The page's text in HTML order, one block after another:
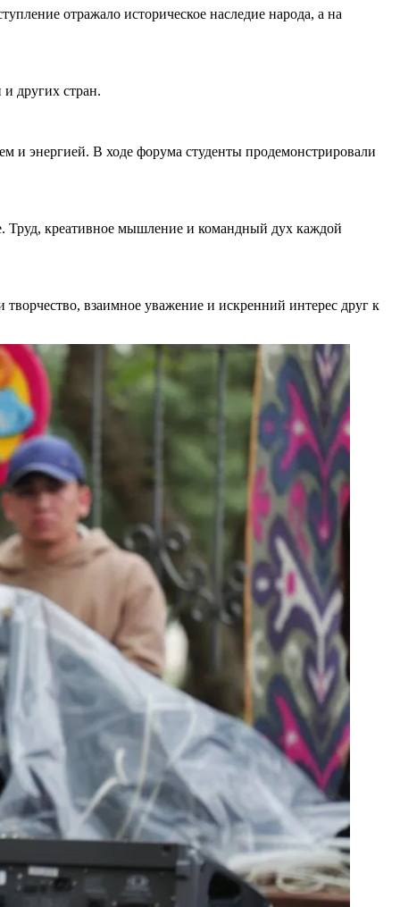
отражало историческое наследие народа, а на
других стран.
и энергией. В ходе форума студенты продемонстрировали
Труд, креативное мышление и командный дух каждой
взаимное уважение и искренний интерес друг к